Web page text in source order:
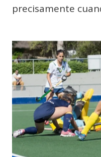
precisamente